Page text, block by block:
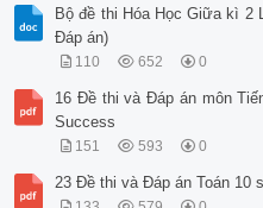
Bộ đề thi Hóa Học Giữa kì 2
Đáp án)
110 652 0
16 Đề thi và Đáp án môn
Success
151 593 0
23 Đề thi và Đáp án Toán 10